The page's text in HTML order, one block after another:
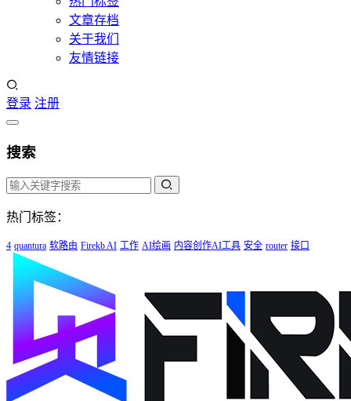
文章存档
关于我们
友情链接
登录 注册
搜索
热门标签：
4 quantura 软路由 Firekb AI 工作 AI绘画 内容创作AI工具 安全 router 接口